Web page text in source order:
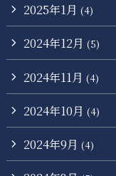
2025年1月 (4)
2024年12月 (5)
2024年11月 (4)
2024年10月 (4)
2024年9月 (4)